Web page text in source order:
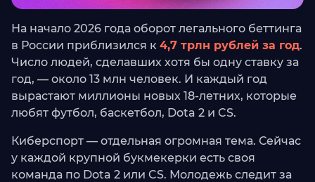
На начало 2026 года оборот легального беттинга
в России приблизился к 4,7 трлн рублей за год.
Число людей, сделавших хотя бы одну ставку за
год, — около 13 млн человек. И каждый год
вырастают миллионы новых 18-летних, которые
любят футбол, баскетбол, Dota 2 и CS.
Киберспорт — отдельная огромная тема. Сейчас
у каждой крупной букмекерки есть своя
команда по Dota 2 или CS. Молодежь следит за